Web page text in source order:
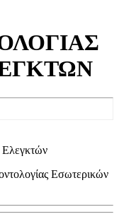
Ελεγκτών
Εσωτερικών